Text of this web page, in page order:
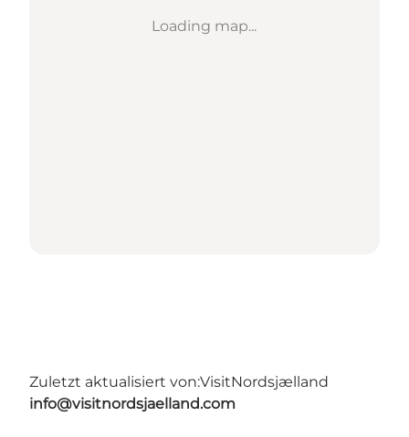
Loading map...
Zuletzt aktualisiert von:VisitNordsjælland
info@visitnordsjaelland.com